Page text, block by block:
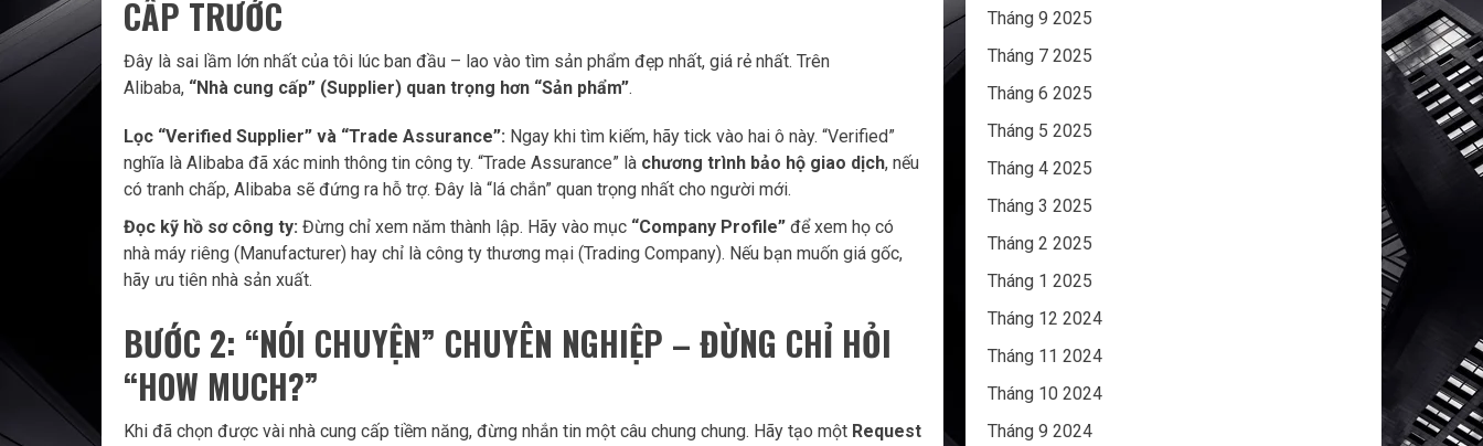
CẤP TRƯỚC
Đây là sai lầm lớn nhất của tôi lúc ban đầu – lao vào tìm sản phẩm đẹp nhất, giá rẻ nhất. Trên
Alibaba, “Nhà cung cấp” (Supplier) quan trọng hơn “Sản phẩm”.
Lọc “Verified Supplier” và “Trade Assurance”: Ngay khi tìm kiếm, hãy tick vào hai ô này. “Verified”
nghĩa là Alibaba đã xác minh thông tin công ty. “Trade Assurance” là chương trình bảo hộ giao dịch, nếu
có tranh chấp, Alibaba sẽ đứng ra hỗ trợ. Đây là “lá chắn” quan trọng nhất cho người mới.
Đọc kỹ hồ sơ công ty: Đừng chỉ xem năm thành lập. Hãy vào mục “Company Profile” để xem họ có
nhà máy riêng (Manufacturer) hay chỉ là công ty thương mại (Trading Company). Nếu bạn muốn giá gốc,
hãy ưu tiên nhà sản xuất.
BƯỚC 2: “NÓI CHUYỆN” CHUYÊN NGHIỆP – ĐỪNG CHỈ HỎI
“HOW MUCH?”
Khi đã chọn được vài nhà cung cấp tiềm năng, đừng nhắn tin một câu chung chung. Hãy tạo một Request
Tháng 9 2025
Tháng 7 2025
Tháng 6 2025
Tháng 5 2025
Tháng 4 2025
Tháng 3 2025
Tháng 2 2025
Tháng 1 2025
Tháng 12 2024
Tháng 11 2024
Tháng 10 2024
Tháng 9 2024